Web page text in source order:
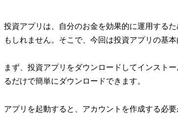
投資アプリは、自分のお金を効果的に運用する
もしれません。そこで、今回は投資アプリの基
まず、投資アプリをダウンロードしてインスト
るだけで簡単にダウンロードできます。
アプリを起動すると、アカウントを作成する必